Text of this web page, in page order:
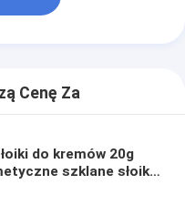
Cenę Za
do kremów 20g
szklane słoiki